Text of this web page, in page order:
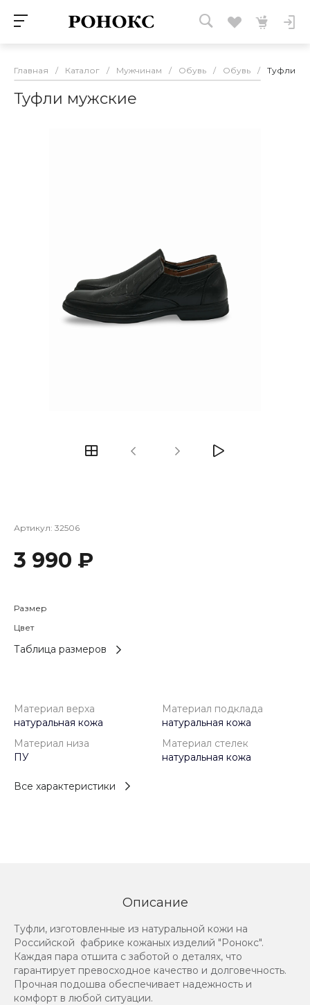
Главная / Каталог / Мужчинам / Обувь / Обувь / Туфли
Туфли мужские
Артикул: 32506
3 990 ₽
Размер
Цвет
Таблица размеров
Материал верха
натуральная кожа
Материал подклада
натуральная кожа
Материал низа
ПУ
Материал стелек
натуральная кожа
Все характеристики
Описание
Туфли, изготовленные из натуральной кожи на
Российской фабрике кожаных изделий "Ронокс".
Каждая пара отшита с заботой о деталях, что
гарантирует превосходное качество и долговечность.
Прочная подошва обеспечивает надежность и
комфорт в любой ситуации.